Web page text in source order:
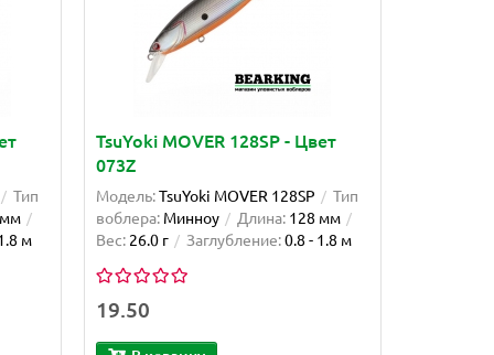
Тип
м
TsuYoki MOVER 128SP - Цвет
073Z
Модель:TsuYoki MOVER 128SP
Тип
воблера: Минноу Длина: 128 мм
Вес: 26.0 г Заглубление:0.8 - 1.8 м
19.50